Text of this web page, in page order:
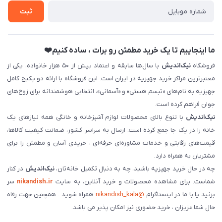
ثبت
ما اینجاییم تا یک خرید مطمئن رو برات ، ساده کنیم❤️
فروشگاهنیک‌اندیش
با سال‌ها سابقه و اعتماد بیش از ۵۰ هزار خانواده، یکی از
معتبرترین مراکز خرید جهیزیه در ایران است. این فروشگاه با ارائه دو پکیج کامل
جهیزیه به نام‌های «تبسم هستی» و «آسمانی»، انتخابی هوشمندانه برای زوج‌های
جوان فراهم کرده است.
نیک‌اندیش با تنوع بالای محصولات لوازم آشپزخانه و خانگی همه نیازهای یک
خانه را در یک جا جمع کرده است. ارسال به سراسر کشور، ضمانت کیفیت کالاها،
قیمت‌های رقابتی و خدمات مشاوره‌ای حرفه‌ای ، خریدی آسان و مطمئن را برای
مشتریان به همراه دارد.
چه در حال خرید جهیزیه باشید، چه به دنبال تکمیل خانه‌تان،نیک‌اندیش در کنار
شماست. برای مشاهده محصولات و خرید آنلاین، به سایت nikandish.ir سر
بزنید یا با ما در اینستاگرام @nikandish_kala
همراه شوید . همچنین جهت رفاه
حال شما عزیزان ، خرید حضوری نیز امکان پذیر می باشد.